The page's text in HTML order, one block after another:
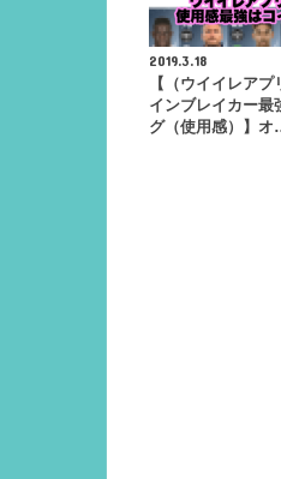
2019.3.18
【（ウイイレアプ
インブレイカー最
グ（使用感）】